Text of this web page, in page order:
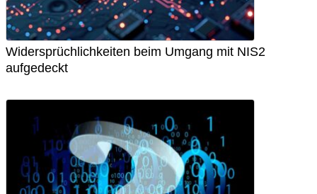
Widersprüchlichkeiten beim Umgang mit NIS2
aufgedeckt